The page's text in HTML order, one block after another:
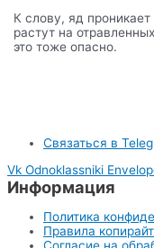
К слову, яд
растут на
это тоже опасно.
Связаться в
Vk Odnoklassniki
Информация
Политика
Правила
Согласие на